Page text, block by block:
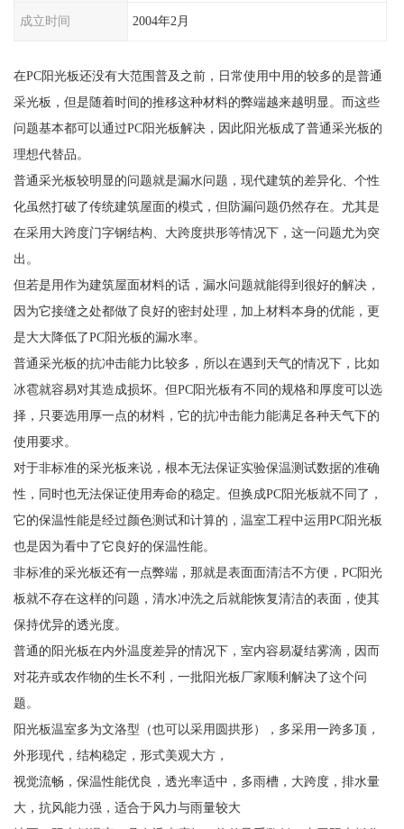
成立时间 2004年2月
在PC阳光板还没有大范围普及之前，日常使用中用的较多的是普通
采光板，但是随着时间的推移这种材料的弊端越来越明显。而这些
问题基本都可以通过PC阳光板解决，因此阳光板成了普通采光板的
理想代替品。
普通采光板较明显的问题就是漏水问题，现代建筑的差异化、个性
化虽然打破了传统建筑屋面的模式，但防漏问题仍然存在。尤其是
在采用大跨度门字钢结构、大跨度拱形等情况下，这一问题尤为突
出。
但若是用作为建筑屋面材料的话，漏水问题就能得到很好的解决，
因为它接缝之处都做了良好的密封处理，加上材料本身的优能，更
是大大降低了PC阳光板的漏水率。
普通采光板的抗冲击能力比较多，所以在遇到天气的情况下，比如
冰雹就容易对其造成损坏。但PC阳光板有不同的规格和厚度可以选
择，只要选用厚一点的材料，它的抗冲击能力能满足各种天气下的
使用要求。
对于非标准的采光板来说，根本无法保证实验保温测试数据的准确
性，同时也无法保证使用寿命的稳定。但换成PC阳光板就不同了，
它的保温性能是经过颜色测试和计算的，温室工程中运用PC阳光板
也是因为看中了它良好的保温性能。
非标准的采光板还有一点弊端，那就是表面面清洁不方便，PC阳光
板就不存在这样的问题，清水冲洗之后就能恢复清洁的表面，使其
保持优异的透光度。
普通的阳光板在内外温度差异的情况下，室内容易凝结雾滴，因而
对花卉或农作物的生长不利，一批阳光板厂家顺利解决了这个问
题。
阳光板温室多为文洛型（也可以采用圆拱形），多采用一跨多顶，
外形现代，结构稳定，形式美观大方，
视觉流畅，保温性能优良，透光率适中，多雨槽，大跨度，排水量
大，抗风能力强，适合于风力与雨量较大